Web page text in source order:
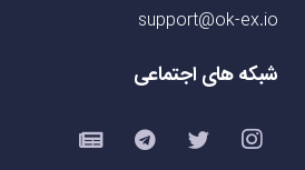
support@ok-ex.io
شبکه های اجتماعی